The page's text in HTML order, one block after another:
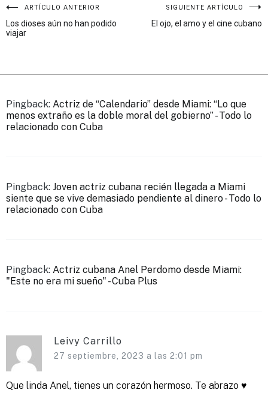
Navegación
de
ARTÍCULO ANTERIOR
Los dioses aún no han podido
viajar
SIGUIENTE ARTÍCULO
El ojo, el amo y el cine cubano
Pingback: Actriz de “Calendario” desde Miami: “Lo que
menos extraño es la doble moral del gobierno” - Todo lo
relacionado con Cuba
Pingback: Joven actriz cubana recién llegada a Miami
siente que se vive demasiado pendiente al dinero - Todo lo
relacionado con Cuba
Pingback: Actriz cubana Anel Perdomo desde Miami:
"Este no era mi sueño" - Cuba Plus
Leivy Carrillo
27 septiembre, 2023 a las 2:01 pm
Que linda Anel, tienes un corazón hermoso. Te abrazo ♥️